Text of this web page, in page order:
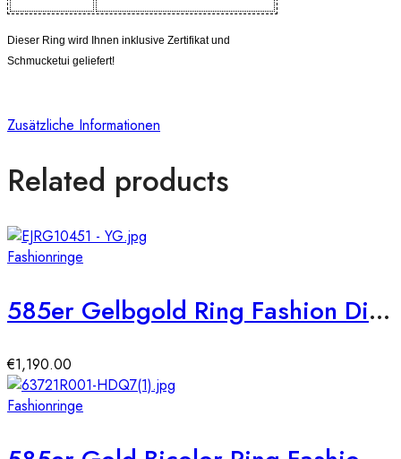
Dieser Ring wird Ihnen inklusive Zertifikat und
Schmucketui geliefert!
Zusätzliche Informationen
Related products
Fashionringe
585er Gelbgold Ring Fashion Diamanten ca. 0,44 ct. Gr. 54
€1,190.00
Fashionringe